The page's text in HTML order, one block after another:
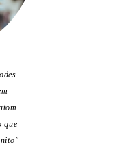
que